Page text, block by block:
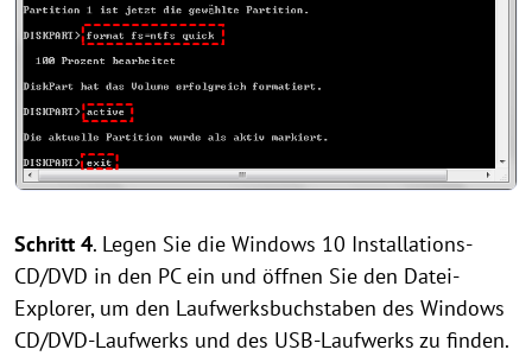
Schritt 4. Legen Sie die Windows 10 Installations-
CD/DVD in den PC ein und öffnen Sie den Datei-
Explorer, um den Laufwerksbuchstaben des Windows
CD/DVD-Laufwerks und des USB-Laufwerks zu finden.